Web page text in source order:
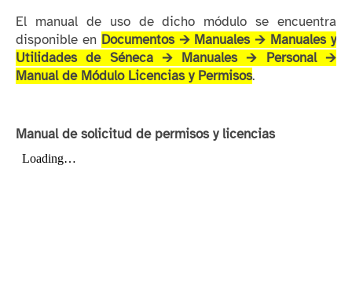
El manual de uso de dicho módulo se encuentra
disponible en Documentos 🡪 Manuales 🡪 Manuales y
Utilidades de Séneca 🡪 Manuales 🡪 Personal 🡪
Manual de Módulo Licencias y Permisos.
Manual de solicitud de permisos y licencias